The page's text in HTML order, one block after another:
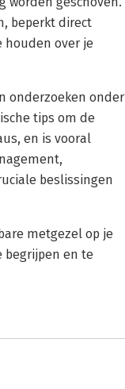
beperkt direct
houden over je
onderzoeken onder
tips om de
en is vooral
beslissingen
metgezel op je
begrijpen en te